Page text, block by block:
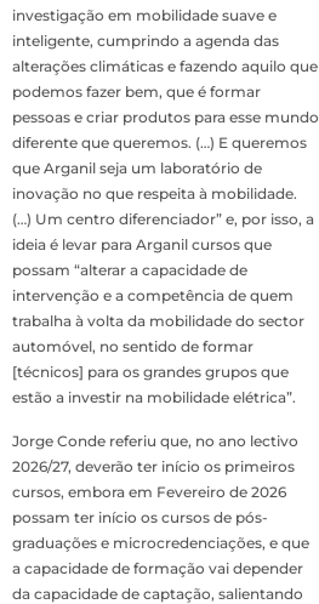
investigação em mobilidade suave e
inteligente, cumprindo a agenda das
alterações climáticas e fazendo aquilo que
podemos fazer bem, que é formar
pessoas e criar produtos para esse mundo
diferente que queremos. (…) E queremos
que Arganil seja um laboratório de
inovação no que respeita à mobilidade.
(…) Um centro diferenciador” e, por isso, a
ideia é levar para Arganil cursos que
possam “alterar a capacidade de
intervenção e a competência de quem
trabalha à volta da mobilidade do sector
automóvel, no sentido de formar
[técnicos] para os grandes grupos que
estão a investir na mobilidade elétrica”.
Jorge Conde referiu que, no ano lectivo
2026/27, deverão ter início os primeiros
cursos, embora em Fevereiro de 2026
possam ter início os cursos de pós-
graduações e microcredenciações, e que
a capacidade de formação vai depender
da capacidade de captação, salientando